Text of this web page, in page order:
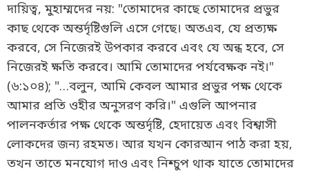
দায়িত্ব, মুহাম্মদের নয়: "তোমাদের কাছে তোমাদের প্রভুর
কাছ থেকে অন্তর্দৃষ্টিগুলি এসে গেছে। অতএব, যে প্রত্যক্ষ
করবে, সে নিজেরই উপকার করবে এবং যে অন্ধ হবে, সে
নিজেরই ক্ষতি করবে। আমি তোমাদের পর্যবেক্ষক নই।"
(৬:১০৪); "…বলুন, আমি কেবল আমার প্রভুর পক্ষ থেকে
আমার প্রতি ওহীর অনুসরণ করি।" এগুলি আপনার
পালনকর্তার পক্ষ থেকে অন্তর্দৃষ্টি, হেদায়েত এবং বিশ্বাসী
লোকদের জন্য রহমত। আর যখন কোরআন পাঠ করা হয়,
তখন তাতে মনযোগ দাও এবং নিশ্চুপ থাক যাতে তোমাদের